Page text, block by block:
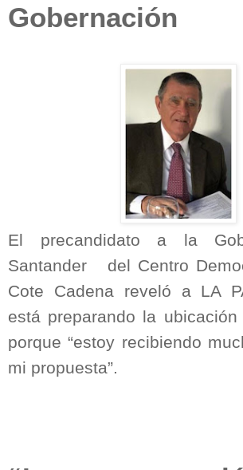
Gobernación
El precandidato a la
Santander
del Centro
Cote Cadena reveló a LA
está preparando la
porque “estoy recibiendo
mi propuesta”.